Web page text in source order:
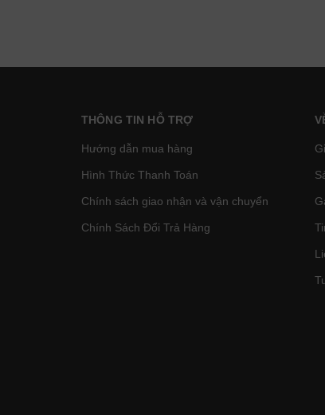
THÔNG TIN HỖ TRỢ
Hướng dẫn mua hàng
Hình Thức Thanh Toán
Chính sách giao nhận và vận chuyển
Chính Sách Đổi Trả Hàng